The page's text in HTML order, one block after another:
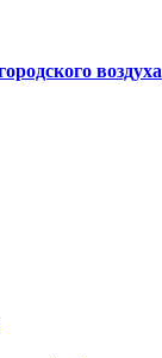
воздуха